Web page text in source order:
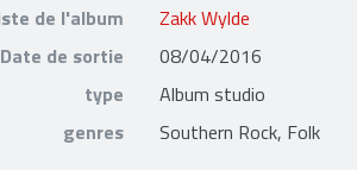
de l'album
Zakk Wylde
Date de sortie
08/04/2016
type
Album studio
genres
Southern Rock, Folk